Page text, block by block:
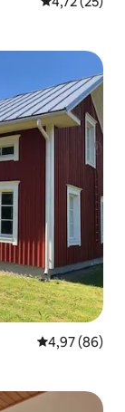
Évaluation
4,97 (86)